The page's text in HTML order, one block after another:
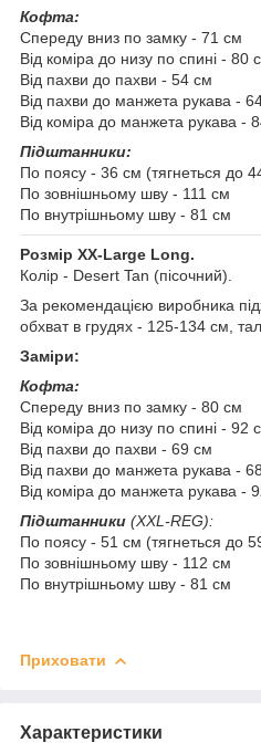
Кофта:
Спереду вниз по замку - 71 см
Від коміра до низу по спині - 80
Від пахви до пахви - 54 см
Від пахви до манжета рукава -
Від коміра до манжета рукава -
Підштанники:
По поясу - 36 см (тягнеться до
По зовнішньому шву - 111 см
По внутрішньому шву - 81 см
Розмір XX-Large Long.
Колір - Desert Tan (пісочний).
За рекомендацією виробника
обхват в грудях - 125-134 см,
Заміри:
Кофта:
Спереду вниз по замку - 80 см
Від коміра до низу по спині - 92
Від пахви до пахви - 69 см
Від пахви до манжета рукава -
Від коміра до манжета рукава -
Підштанники (XXL-REG):
По поясу - 51 см (тягнеться до
По зовнішньому шву - 112 см
По внутрішньому шву - 81 см
Приховати
Характеристики